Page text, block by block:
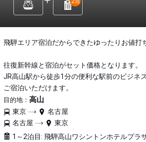
泊
飛騨エリア宿泊だからできたゆったりお値打
往復新幹線と宿泊がセット価格となります。
JR高山駅から徒歩1分の便利な駅前のビジネ
ご宿泊いただけます。
目的地： 高山
東京
名古屋
名古屋
東京
1～2泊目: 飛騨高山ワシントンホテルプラ